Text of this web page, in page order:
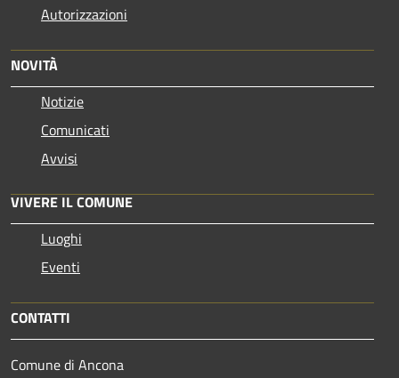
Autorizzazioni
NOVITÀ
Notizie
Comunicati
Avvisi
VIVERE IL COMUNE
Luoghi
Eventi
CONTATTI
Comune di Ancona